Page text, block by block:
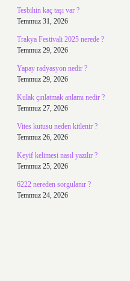
Tesbihin kaç taşı var ?
Temmuz 31, 2026
Trakya Festivali 2025 nerede ?
Temmuz 29, 2026
Yapay radyasyon nedir ?
Temmuz 29, 2026
Kulak çınlatmak anlamı nedir ?
Temmuz 27, 2026
Vites kutusu neden kitlenir ?
Temmuz 26, 2026
Keyif kelimesi nasıl yazılır ?
Temmuz 25, 2026
6222 nereden sorgulanır ?
Temmuz 24, 2026